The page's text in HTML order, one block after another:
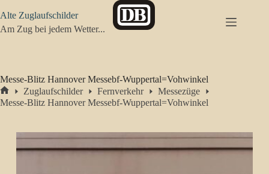
Inhalt
springen
Alte Zuglaufschilder
Am Zug bei jedem Wetter...
Messe-Blitz Hannover Messebf-Wuppertal=Vohwinkel
Start
Zuglaufschilder Fernverkehr
Messezüge
Messe-Blitz Hannover Messebf-Wuppertal=Vohwinkel